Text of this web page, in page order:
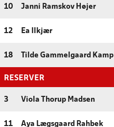
10 Janni Ramskov Højer
12 Ea Ilkjær
18 Tilde Gammelgaard Kamp
RESERVER
3 Viola Thorup Madsen
11 Aya Lægsgaard Rahbek